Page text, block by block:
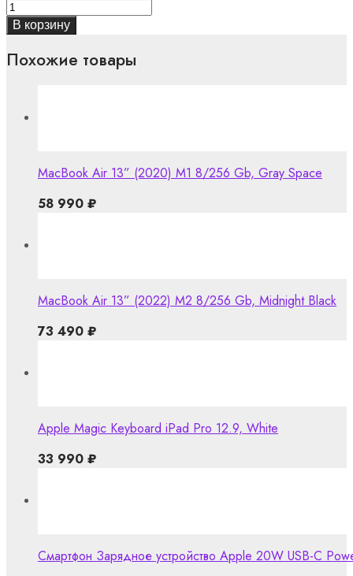
В корзину
Похожие товары
MacBook Air 13” (2020) M1 8/256 Gb, Gray Space
58 990 ₽
MacBook Air 13” (2022) M2 8/256 Gb, Midnight Black
73 490 ₽
Apple Magic Keyboard iPad Pro 12.9, White
33 990 ₽
Смартфон Зарядное устройство Apple 20W USB-C